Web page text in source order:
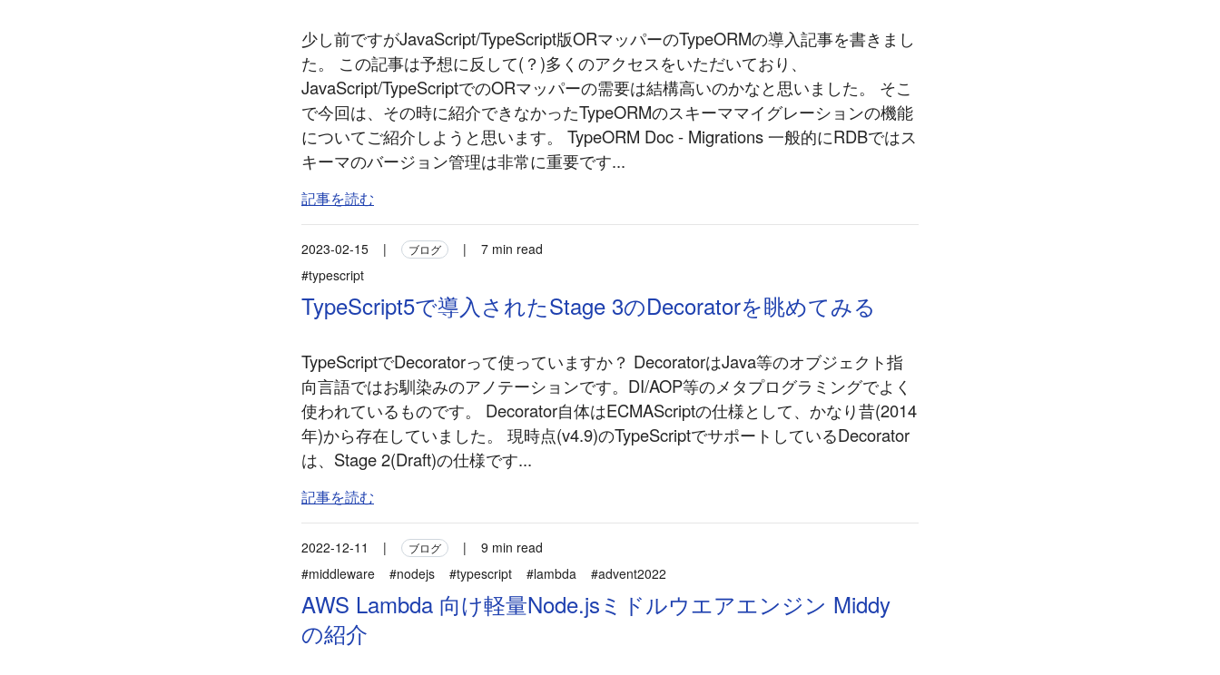
少し前ですがJavaScript/TypeScript版ORマッパーのTypeORMの導入記事を書きまし
た。 この記事は予想に反して(？)多くのアクセスをいただいており、
JavaScript/TypeScriptでのORマッパーの需要は結構高いのかなと思いました。 そこ
で今回は、その時に紹介できなかったTypeORMのスキーママイグレーションの機能
についてご紹介しようと思います。 TypeORM Doc - Migrations 一般的にRDBではス
キーマのバージョン管理は非常に重要です...
記事を読む
2023-02-15 | ブログ |
7 min read
#typescript
TypeScript5で導入されたStage 3のDecoratorを眺めてみる
TypeScriptでDecoratorって使っていますか？ DecoratorはJava等のオブジェクト指
向言語ではお馴染みのアノテーションです。DI/AOP等のメタプログラミングでよく
使われているものです。 Decorator自体はECMAScriptの仕様として、かなり昔(2014
年)から存在していました。 現時点(v4.9)のTypeScriptでサポートしているDecorator
は、Stage 2(Draft)の仕様です...
記事を読む
2022-12-11 | ブログ |
9 min read
#middleware
#nodejs #typescript #lambda #advent2022
AWS Lambda 向け軽量Node.jsミドルウエアエンジン Middy
の紹介